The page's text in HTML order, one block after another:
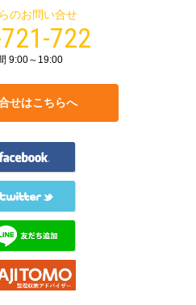
のお問い合せ
722
9:00～19:00
せはこちらへ